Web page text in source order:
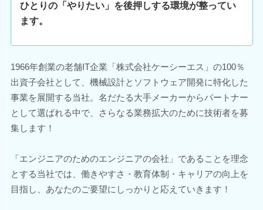
ひとりの「やりたい」を後押しする環境が整ってい
ます。
1966年創業の老舗IT企業「株式会社ケーシーエス」の100％
出資子会社として、機械設計とソフトウェア開発に特化した
事業を展開する当社。名だたる大手メーカーからパートナー
として選ばれる中で、さらなる業務拡大のために技術者を募
集します！
「エンジニアのためのエンジニアの会社」であることを理念
とする当社では、働きやすさ・教育体制・キャリアの向上を
目指し、あなたのご要望にしっかりと応えていきます！